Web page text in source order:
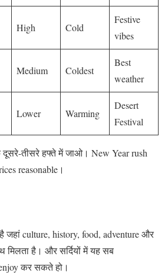
High Cold
Festive
vibes
Medium Coldest
Best
weather
Lower Warming
Desert
Festival
दूसरे-तीसरे हफ्ते में जाओ। New Year rush
reasonable।
जहां culture, history, food, adventure और
है। और सर्दियों में यह सब
कर सकते हो।